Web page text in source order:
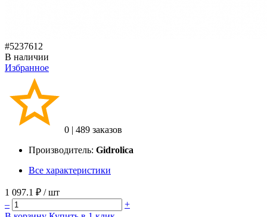
#5237612
В наличии
Избранное
0 | 489 заказов
Производитель: Gidrolica
Все характеристики
1 097.1 ₽ / шт
–
+